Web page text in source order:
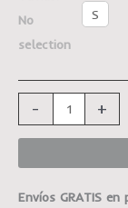
No
selection
S
- +
Envíos GRATIS